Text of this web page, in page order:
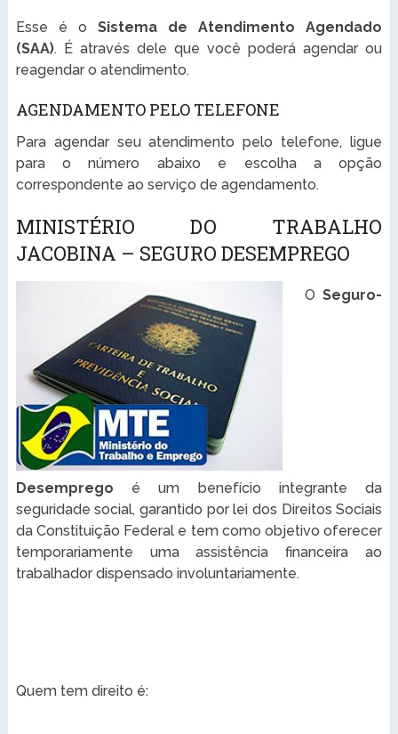
Esse é o Sistema de Atendimento Agendado
(SAA). É através dele que você poderá agendar ou
reagendar o atendimento.
AGENDAMENTO PELO TELEFONE
Para agendar seu atendimento pelo telefone, ligue
para o número abaixo e escolha a opção
correspondente ao serviço de agendamento.
MINISTÉRIO DO TRABALHO
JACOBINA – SEGURO DESEMPREGO
OSeguro-
Desemprego é um benefício integrante da
seguridade social, garantido por lei dos Direitos Sociais
da Constituição Federal e tem como objetivo oferecer
temporariamente uma assistência financeira ao
trabalhador dispensado involuntariamente.
Quem tem direito é: